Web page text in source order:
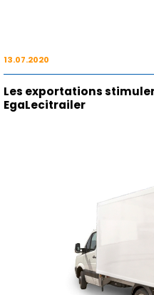
13.07.2020
Les exportations
EgaLecitrailer